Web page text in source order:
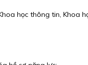
học thông tin, Khoa